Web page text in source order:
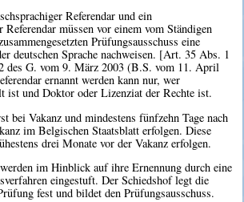
Referendar und ein
Referendar müssen vor einem vom Ständigen
Prüfungsausschuss eine
deutschen Sprache nachweisen. [Art. 35 Abs. 1
des G. vom 9. März 2003 (B.S. vom 11. April
ernannt werden kann nur, wer
ist und Doktor oder Lizenziat der Rechte ist.
bei Vakanz und mindestens fünfzehn Tage nach
im Belgischen Staatsblatt erfolgen. Diese
drei Monate vor der Vakanz erfolgen.
im Hinblick auf ihre Ernennung durch eine
eingestuft. Der Schiedshof legt die
fest und bildet den Prüfungsausschuss.